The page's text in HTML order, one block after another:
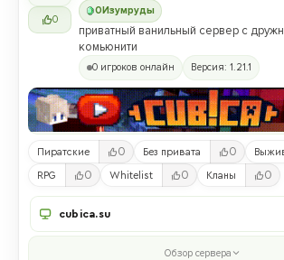
0
0 Изумруды
приватный ванильный сервер с
комьюнити
0 игроков онлайн Версия: 1.21.1
Пиратские 0 Без привата 0
RPG 0 Whitelist 0 Кланы 0
cubica.su
Обзор сервера